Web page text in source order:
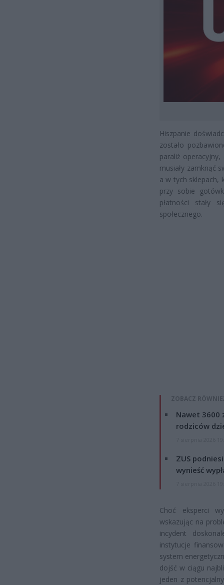
Hiszpanie
zostało
paraliż operacyjny,
musiały zamknąć
a w tych sklepach,
przy sobie
płatności stały
społecznego.
ZOBACZ
Nawet 3600
rodziców
ZUS
wynieść
Choć eksperci
wskazując na
incydent
instytucje
system
dojść w ciągu
jeden z